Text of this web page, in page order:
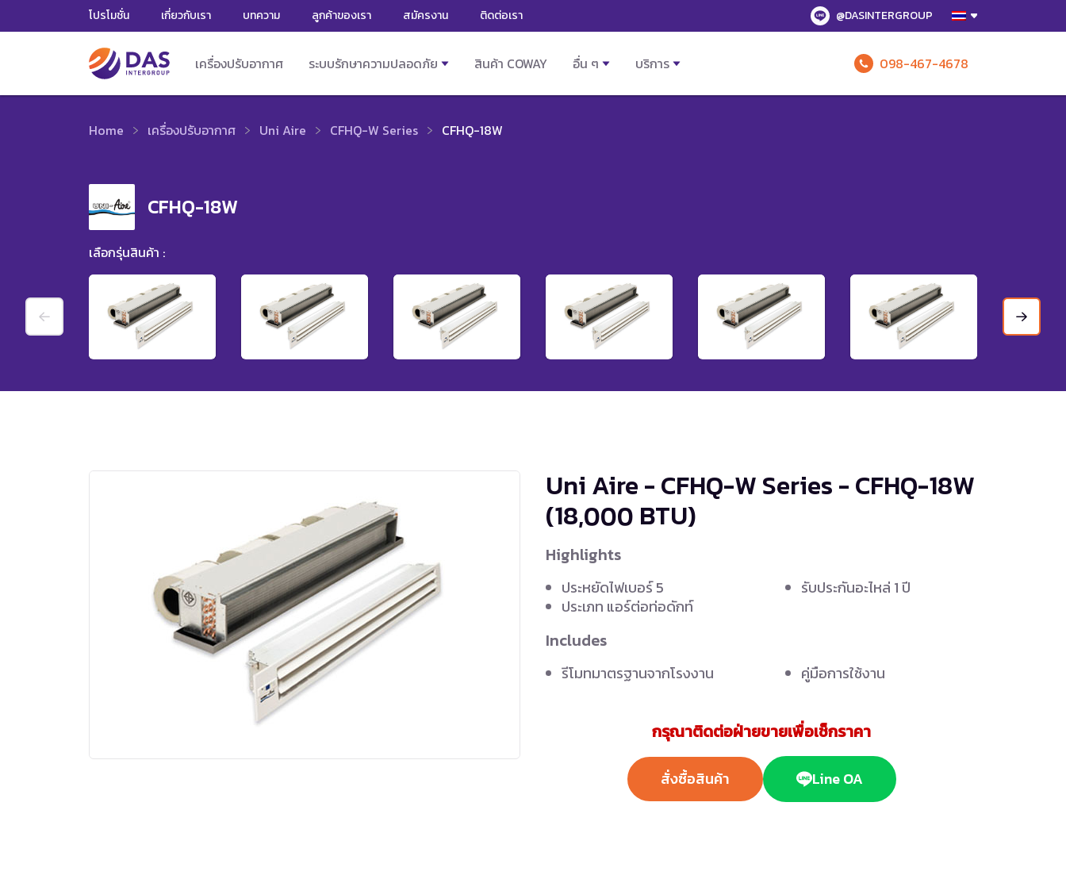
โปรโมชั่น เกี่ยวกับเรา บทความ ลูกค้าของเรา สมัครงาน ติดต่อเรา @DASINTERGROUP
เครื่องปรับอากาศ ระบบรักษาความปลอดภัย สินค้า COWAY อื่น ๆ บริการ 098-467-4678
Home เครื่องปรับอากาศ Uni Aire CFHQ-W Series CFHQ-18W
CFHQ-18W
เลือกรุ่นสินค้า :
Uni Aire - CFHQ-W Series - CFHQ-18W
(18,000 BTU)
Highlights
ประหยัดไฟเบอร์ 5
ประเภท แอร์ต่อท่อดักท์
รับประกันอะไหล่ 1 ปี
Includes
รีโมทมาตรฐานจากโรงงาน คู่มือการใช้งาน
กรุณาติดต่อฝ่ายขายเพื่อเช็กราคา
สั่งซื้อสินค้า Line OA